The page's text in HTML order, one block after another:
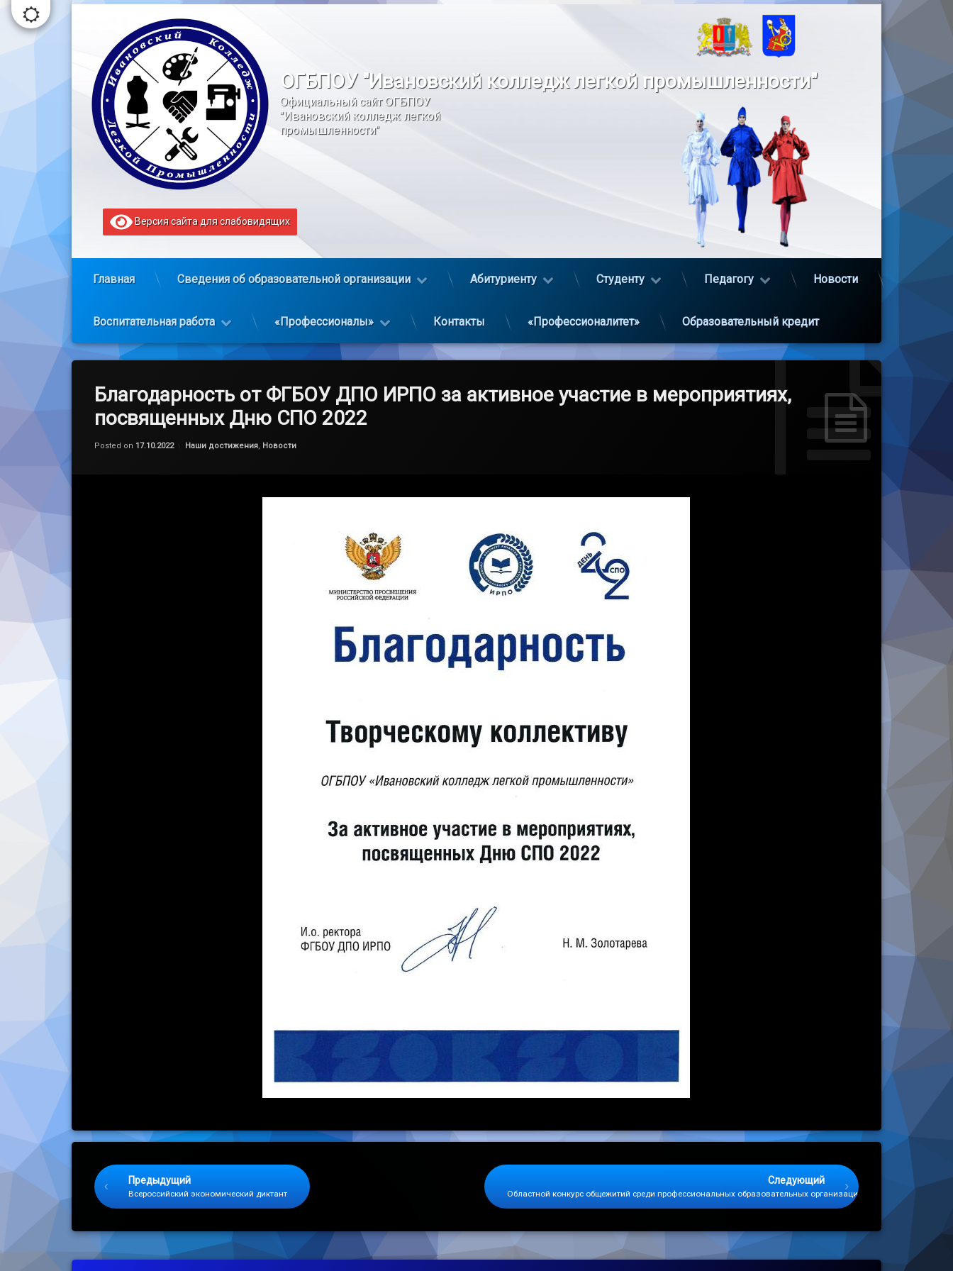
Перейти
содержимому
ОГБПОУ "Ивановский колледж легкой промышленности"
Официальный сайт ОГБПОУ
"Ивановский колледж легкой
промышленности"
Версия сайта для слабовидящих
Главная Сведения об образовательной организации Абитуриенту Студенту Педагогу Новости
Воспитательная работа «Профессионалы» Контакты «Профессионалитет» Образовательный кредит
Благодарность от ФГБОУ ДПО ИРПО за активное участие в мероприятиях,
посвященных Дню СПО 2022
Posted on 17.10.2022
Обновлено на 17.10.2022
by
Категории:
Наши достижения, Новости
Keep Reading
Предыдущий
Всероссийский экономический диктант
Следующий
Областной конкурс общежитий среди профессиональных образовательных организаций «Я и мой дом»